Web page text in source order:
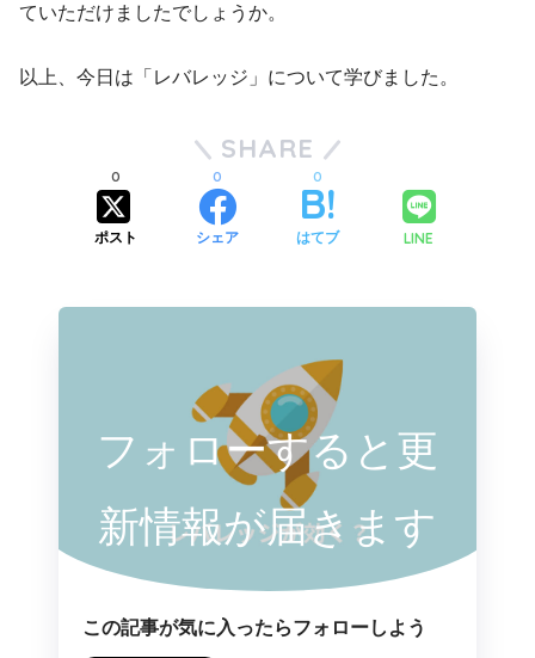
ていただけましたでしょうか。
以上、今日は「レバレッジ」について学びました。
SHARE
ポスト
0
シェア
0
はてブ
0
LINE
フォローすると更
新情報が届きます
この記事が気に入ったらフォローしよう